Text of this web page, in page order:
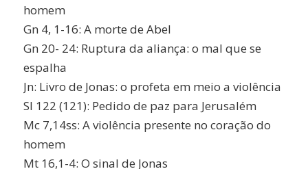
homem
Gn 4, 1-16: A morte de Abel
Gn 20- 24: Ruptura da aliança: o mal que se
espalha
Jn: Livro de Jonas: o profeta em meio a violência
Sl 122 (121): Pedido de paz para Jerusalém
Mc 7,14ss: A violência presente no coração do
homem
Mt 16,1-4: O sinal de Jonas